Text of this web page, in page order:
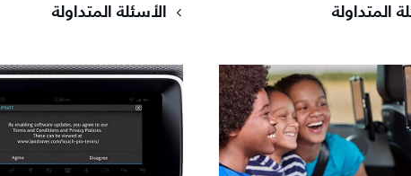
المتداولة الأسئلة المتداولة